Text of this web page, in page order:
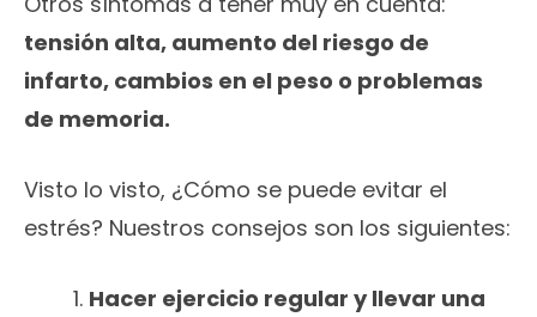
tensión alta, aumento del riesgo de
infarto, cambios en el peso o problemas
de memoria.
Visto lo visto, ¿Cómo se puede evitar el
estrés? Nuestros consejos son los siguientes:
Hacer ejercicio regular y llevar una